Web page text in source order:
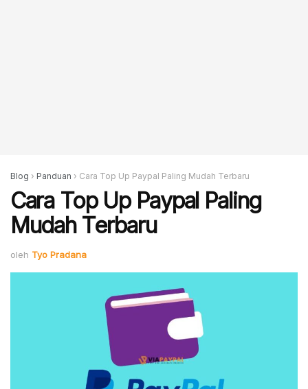
Blog › Panduan › Cara Top Up Paypal Paling Mudah Terbaru
Cara Top Up Paypal Paling
Mudah Terbaru
oleh Tyo Pradana